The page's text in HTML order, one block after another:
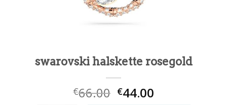
swarovski halskette rosegold
€66.00 €44.00